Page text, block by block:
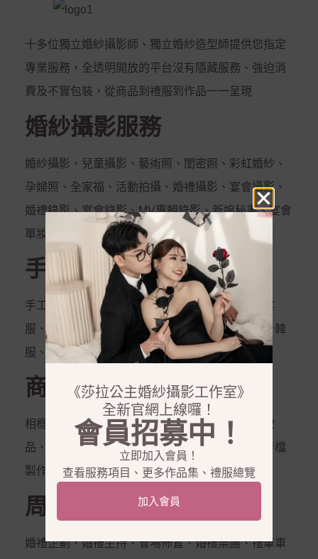
十多位獨立婚紗攝影師、獨立婚紗造型師提供您指定
專業服務，全透明開放的平台沒有隱藏服務、強迫消
費及不實包裝，從商品到禮服到作品一一呈現
婚紗攝影服務
婚紗攝影、兒童攝影、藝術照、閨密照、彩虹婚紗、
孕婦照、全家福、活動拍攝、婚禮攝影、宴會攝影、
婚禮錄影、宴會錄影、MV專輯錄影、新娘秘書、宴會
單妝
手工禮服出租
手工白紗、手工晚禮服、紳士西服、媽媽服、晚宴
服、伴娘服、孕婦禮服、秀和服、龍鳳掛、唐服、韓
服、花童服
商品銷售
相框、相本、雜誌本、喜帖、定妝液、控油保濕妝
品、隱形內衣、新娘捧花、拍照鮮花束，電子影音檔
製作
周邊合作
婚禮企劃、婚禮主持、會場佈置、婚禮樂團、禮車車
《莎拉公主婚紗攝影工作室》
全新官網上線囉！
會員招募中！
立即加入會員！
查看服務項目、更多作品集、禮服總覽
加入會員